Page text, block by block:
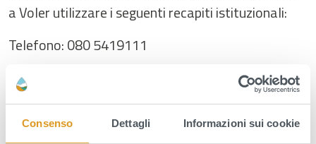
Consenso Dettagli Informazioni sui cookie
a Voler utilizzare i seguenti recapiti istituzionali:
Telefono: 080 5419111
Email – Protocollo: protocollo@bonificacspuglia.it
PEC – Protocollo generale:
protocollo@pec.bonificacspuglia.it